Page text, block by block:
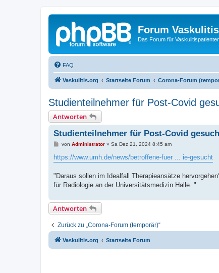
Forum
Das Forum für
FAQ
Vaskulitis.org Startseite Forum Corona-Forum
Studienteilnehmer für Post-Covid
Antworten
Studienteilnehmer für Post-Covid
B
i
t
a
g
von Administrator» Sa Dez 21, 2024 8:45 am
https://www.umh.de/news/betroffene-fuer ... ie-gesucht
"Daraus sollen im Idealfall Therapieansätze
für Radiologie an der Universitätsmedizin Halle. "
Antworten
Zurück zu „Corona-Forum (temporär)“
Vaskulitis.org Startseite Forum